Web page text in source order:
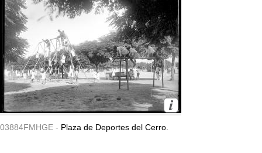
03884FMHGE - Plaza de Deportes del Cerro.